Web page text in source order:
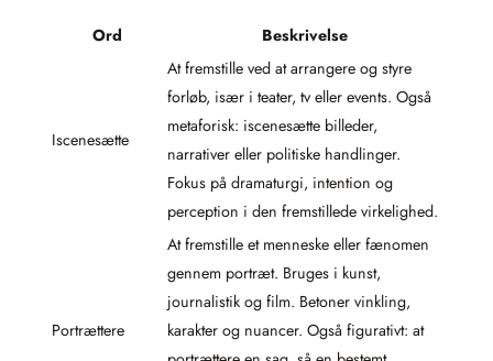
Ord Beskrivelse
Iscenesætte
At fremstille ved at arrangere og styre
forløb, især i teater, tv eller events. Også
metaforisk: iscenesætte billeder,
narrativer eller politiske handlinger.
Fokus på dramaturgi, intention og
perception i den fremstillede virkelighed.
Portrættere
At fremstille et menneske eller fænomen
gennem portræt. Bruges i kunst,
journalistik og film. Betoner vinkling,
karakter og nuancer. Også figurativt: at